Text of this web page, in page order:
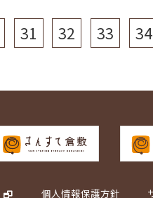
31 32 33 34
個人情報保護方針